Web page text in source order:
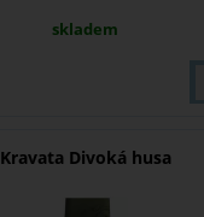
skladem
Kravata Divoká husa